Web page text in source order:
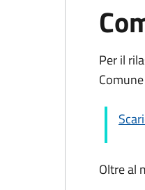
Per il
Oltre al